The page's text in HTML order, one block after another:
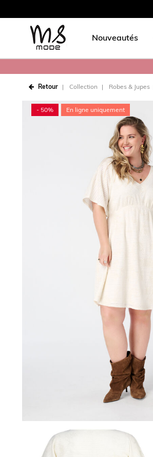
Nouveautés
Retour Collection Robes & Jupes
- 50% En ligne uniquement